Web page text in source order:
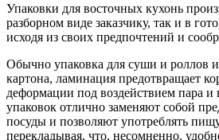
Упаковки для восточных кухонь
разборном виде заказчику, так и в
исходя из своих предпочтений и
Обычно упаковка для суши и роллов
картона, ламинация предотвращает
деформации под воздействием пара и
упаковок отлично заменяют собой
посуды и позволяют употреблять
перекладывая, что, несомненно,